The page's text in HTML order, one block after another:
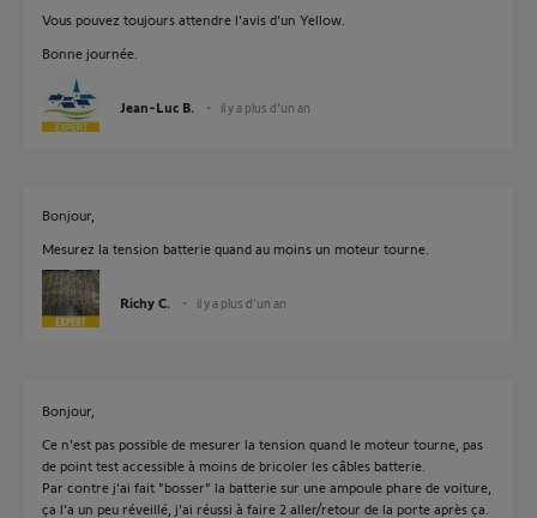
Vous pouvez toujours attendre l'avis d'un Yellow.
Bonne journée.
Jean-Luc B. il y a plus d'un an
Bonjour,
Mesurez la tension batterie quand au moins un moteur tourne.
Richy C. il y a plus d'un an
Bonjour,
Ce n'est pas possible de mesurer la tension quand le moteur tourne, pas
de point test accessible à moins de bricoler les câbles batterie.
Par contre j'ai fait "bosser" la batterie sur une ampoule phare de voiture,
ça l'a un peu réveillé, j'ai réussi à faire 2 aller/retour de la porte après ça.